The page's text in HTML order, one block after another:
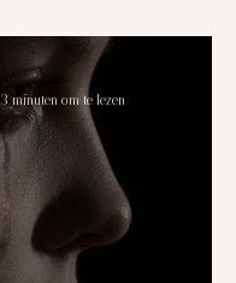
3 minuten om te lezen